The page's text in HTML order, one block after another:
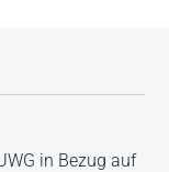
in Bezug auf